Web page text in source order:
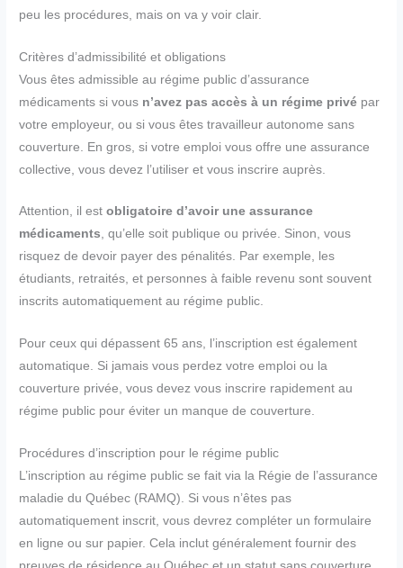
peu les procédures, mais on va y voir clair.
Critères d’admissibilité et obligations
Vous êtes admissible au régime public d’assurance
médicaments si vous n’avez pas accès à un régime privé par
votre employeur, ou si vous êtes travailleur autonome sans
couverture. En gros, si votre emploi vous offre une assurance
collective, vous devez l’utiliser et vous inscrire auprès.
Attention, il estobligatoire d’avoir une assurance
médicaments, qu’elle soit publique ou privée. Sinon, vous
risquez de devoir payer des pénalités. Par exemple, les
étudiants, retraités, et personnes à faible revenu sont souvent
inscrits automatiquement au régime public.
Pour ceux qui dépassent 65 ans, l’inscription est également
automatique. Si jamais vous perdez votre emploi ou la
couverture privée, vous devez vous inscrire rapidement au
régime public pour éviter un manque de couverture.
Procédures d’inscription pour le régime public
L’inscription au régime public se fait via la Régie de l’assurance
maladie du Québec (RAMQ). Si vous n’êtes pas
automatiquement inscrit, vous devrez compléter un formulaire
en ligne ou sur papier. Cela inclut généralement fournir des